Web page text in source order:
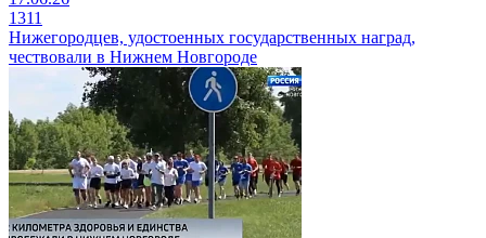
1311
Нижегородцев, удостоенных государственных наград,
чествовали в Нижнем Новгороде